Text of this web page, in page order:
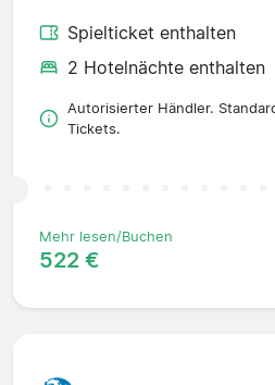
Spielticket enthalten
2 Hotelnächte enthalten
Autorisierter Händler.
Tickets.
Mehr lesen/Buchen
522 €